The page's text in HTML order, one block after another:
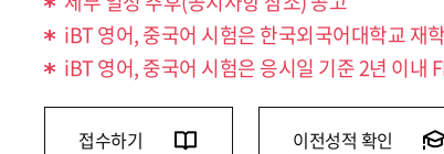
iBT 영어, 중국어 시험은 한국외국어대학교 재
iBT 영어, 중국어 시험은 응시일 기준 2년 이내
접수하기 이전성적 확인